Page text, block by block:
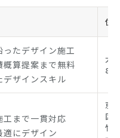
住
ったデザイン施工
算提案まで無料
ザインスキル
大
83-
工まで一貫対応
適にデザイン
京
区
竹